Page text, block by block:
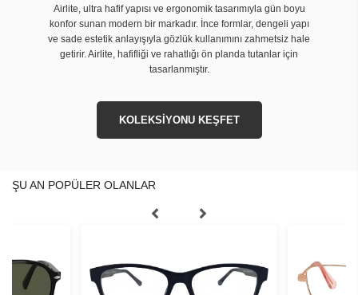
Airlite, ultra hafif yapısı ve ergonomik tasarımıyla gün boyu
konfor sunan modern bir markadır. İnce formlar, dengeli yapı
ve sade estetik anlayışıyla gözlük kullanımını zahmetsiz hale
getirir. Airlite, hafifliği ve rahatlığı ön planda tutanlar için
tasarlanmıştır.
KOLEKSİYONU KEŞFET
ŞU AN POPÜLER OLANLAR